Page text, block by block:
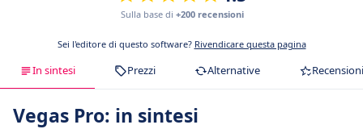
Sulla base di +200 recensioni
Sei l'editore di questo software? Rivendicare questa pagina
In sintesi Prezzi Alternative Recensioni
Vegas Pro: in sintesi